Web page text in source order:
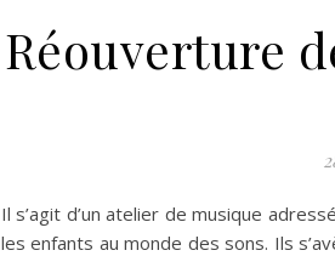
Réouverture
Il s’agit d’un atelier de musique
les enfants au monde des sons. Ils